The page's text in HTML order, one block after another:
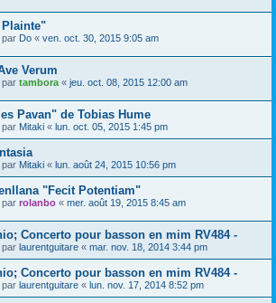
Plainte"
par Do « ven. oct. 30, 2015 9:05 am
Verum
par tambora « jeu. oct. 08, 2015 12:00 am
Pavan" de Tobias Hume
par Mitaki « lun. oct. 05, 2015 1:45 pm
par Mitaki « lun. août 24, 2015 10:56 pm
"Fecit Potentiam"
par rolanbo « mer. août 19, 2015 8:45 am
Concerto pour basson en mim RV484 -
par laurentguitare « mar. nov. 18, 2014 3:44 pm
Concerto pour basson en mim RV484 -
par laurentguitare « lun. nov. 17, 2014 8:52 pm